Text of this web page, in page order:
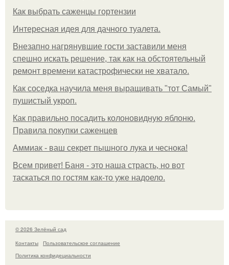
Как выбрать саженцы гортензии
Интересная идея для дачного туалета.
Внезапно нагрянувшие гости заставили меня
спешно искать решение, так как на обстоятельный
ремонт времени катастрофически не хватало.
Как соседка научила меня выращивать "тот Самый"
пушистый укроп.
Как правильно посадить колоновидную яблоню.
Правила покупки саженцев
Аммиак - ваш секрет пышного лука и чеснока!
Всем привет! Баня - это наша страсть, но вот
таскаться по гостям как-то уже надоело.
© 2026 Зелёный сад
Контакты
Пользовательское соглашение
Политика конфидециальности